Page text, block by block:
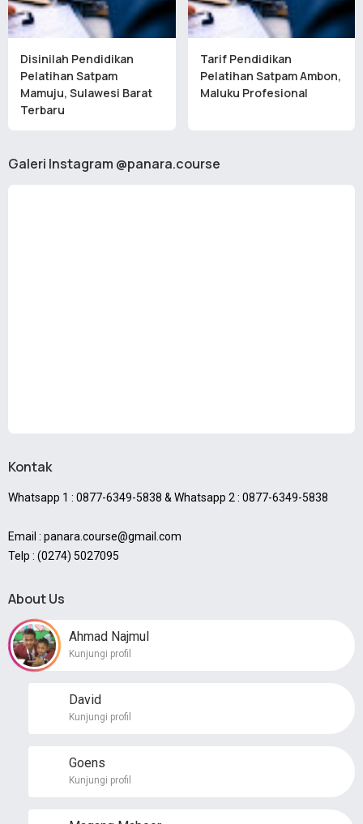
Disinilah Pendidikan
Pelatihan Satpam
Mamuju, Sulawesi Barat
Terbaru
Tarif Pendidikan
Pelatihan Satpam Ambon,
Maluku Profesional
Galeri Instagram @panara.course
Kontak
Whatsapp 1 : 0877-6349-5838 & Whatsapp 2 : 0877-6349-5838
Email : panara.course@gmail.com
Telp : (0274) 5027095
About Us
Ahmad Najmul
Kunjungi profil
David
Kunjungi profil
Goens
Kunjungi profil